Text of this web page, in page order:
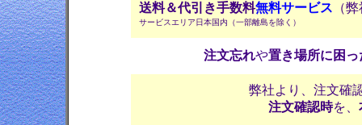
送料＆代引き手数料無料サービス （
サービスエリア日本国内（一部離島を除く）
注文忘れや置き場所に困っ
弊社より、注文確
注文確認時を、